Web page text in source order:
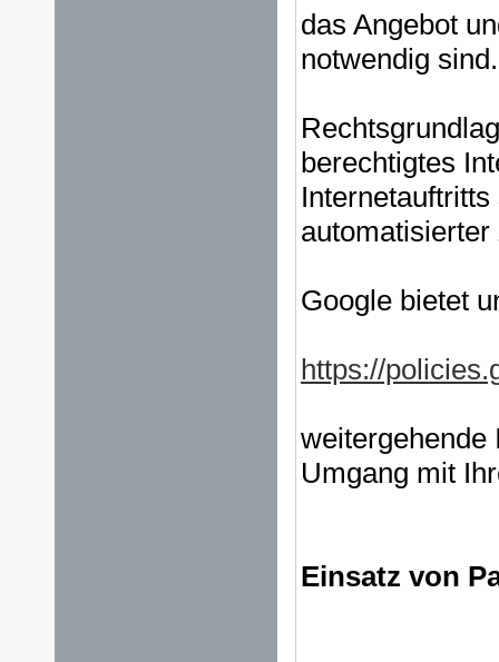
das Angebot
notwendig
berechtigtes
Google bietet
https://
weitergehende
Umgang mit
Einsatz von